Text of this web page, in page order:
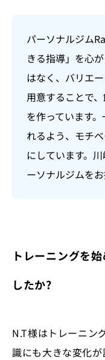
パーソナルジム
きる指導」を心
はなく、バリエ
用意することで
を作っています
れるよう、モチ
にしています。
ーソナルジムを
トレーニングを
したか?
N.T様はトレーニン
識にも大きな変化が